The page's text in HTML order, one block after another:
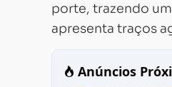
porte, trazendo
apresenta traços